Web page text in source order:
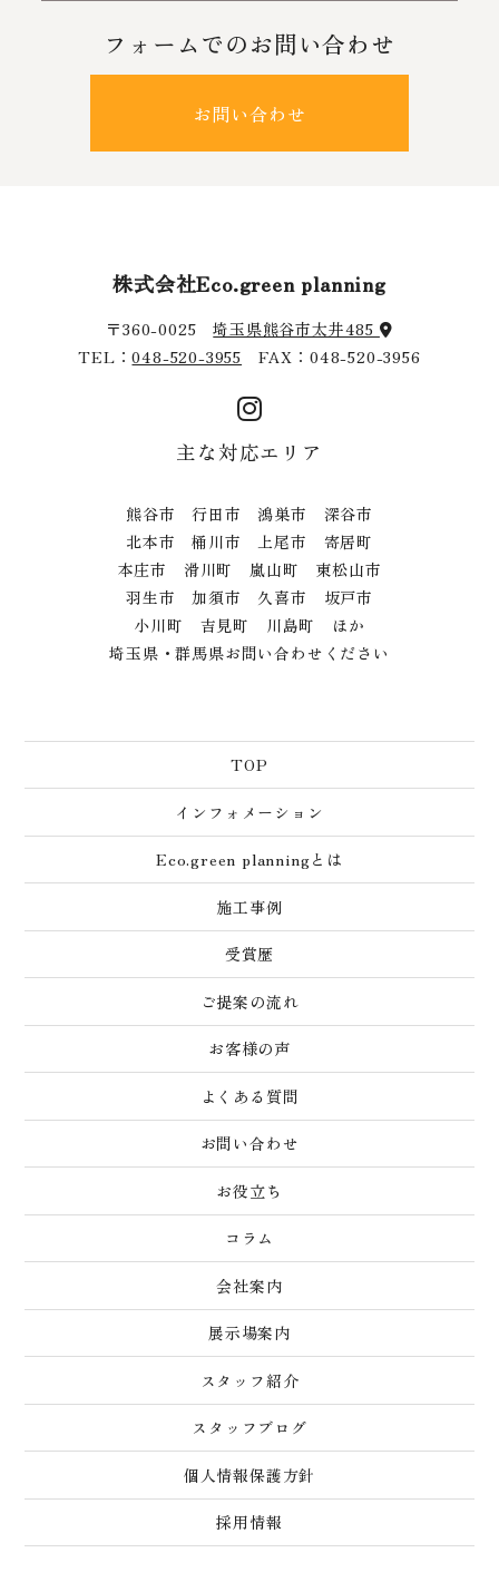
フォームでのお問い合わせ
お問い合わせ
株式会社Eco.green planning
〒360-0025埼玉県熊谷市太井485
TEL：048-520-3955 FAX：048-520-3956
主な対応エリア
熊谷市 行田市 鴻巣市 深谷市
北本市 桶川市 上尾市 寄居町
本庄市 滑川町 嵐山町 東松山市
羽生市 加須市 久喜市 坂戸市
小川町 吉見町 川島町 ほか
埼玉県・群馬県お問い合わせください
TOP
インフォメーション
Eco.green planningとは
施工事例
受賞歴
ご提案の流れ
お客様の声
よくある質問
お問い合わせ
お役立ち
コラム
会社案内
展示場案内
スタッフ紹介
スタッフブログ
個人情報保護方針
採用情報